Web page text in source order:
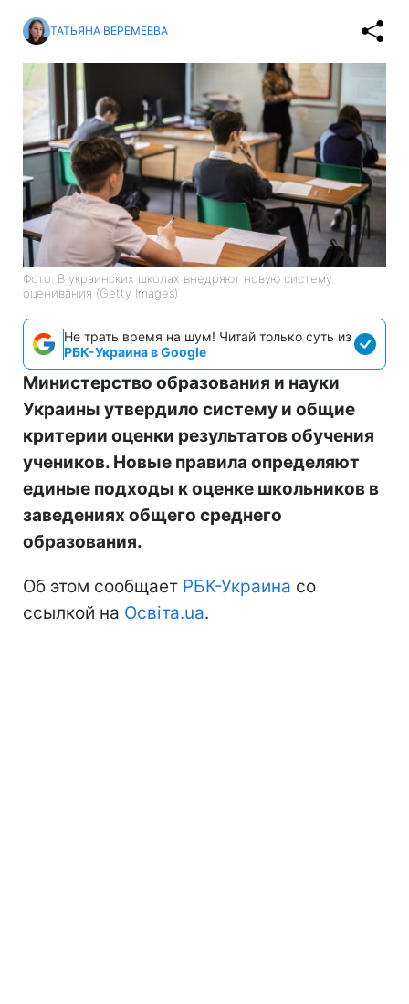
ТАТЬЯНА ВЕРЕМЕЕВА
Фото: В украинских школах внедряют новую систему
оценивания (Getty Images)
Не трать время на шум! Читай только суть из
РБК-Украина в Google
Министерство образования и науки
Украины утвердило систему и общие
критерии оценки результатов обучения
учеников. Новые правила определяют
единые подходы к оценке школьников в
заведениях общего среднего
образования.
Об этом сообщает РБК-Украина со
ссылкой на Освіта.ua.